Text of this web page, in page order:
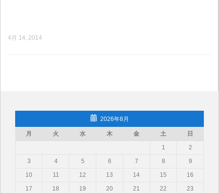
4月 14, 2014
2026年8月
月 火 水 木 金 土
日
1
2
3
4 5 6 7 8
9
10
11 12 13 14 15
16
17
18 19 20 21 22
23